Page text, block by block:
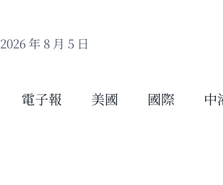
2026 年 8 月 5 日
電子報 美國 國際 中